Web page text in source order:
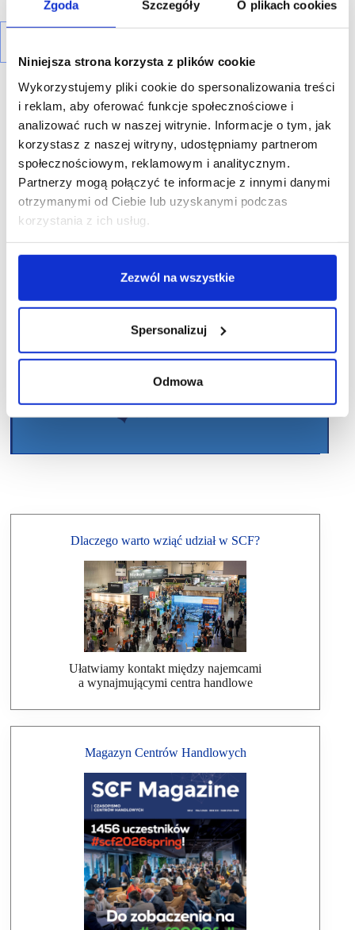
Zgoda Szczegóły O plikach cookies
Niniejsza strona korzysta z plików cookie
Wykorzystujemy pliki cookie do spersonalizowania treści
i reklam, aby oferować funkcje społecznościowe i
analizować ruch w naszej witrynie. Informacje o tym, jak
korzystasz z naszej witryny, udostępniamy partnerom
społecznościowym, reklamowym i analitycznym.
Partnerzy mogą połączyć te informacje z innymi danymi
otrzymanymi od Ciebie lub uzyskanymi podczas
korzystania z ich usług.
Zezwól na wszystkie
Spersonalizuj
Odmowa
R E K L A M A
Dlaczego warto wziąć udział w SCF?
Ułatwiamy kontakt między najemcami
a wynajmującymi centra handlowe
Magazyn Centrów Handlowych